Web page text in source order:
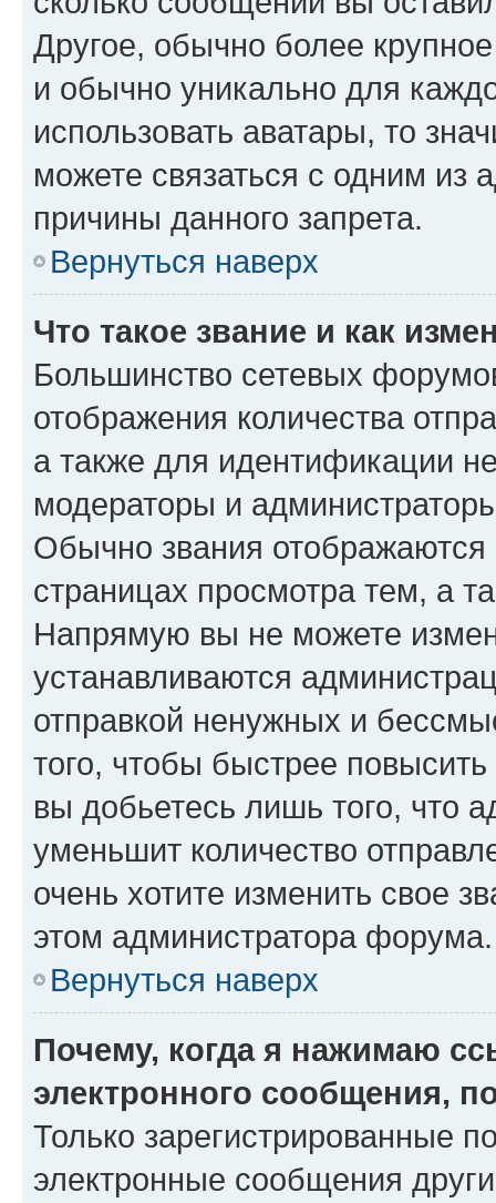
Другое, обычно более
и обычно уникально для
использовать аватары, то
можете связаться с одним из
причины данного запрета.
Вернуться наверх
Что такое звание и как
Большинство сетевых
отображения количества
а также для идентификации
модераторы и
Обычно звания отображаются
страницах просмотра тем, а
Напрямую вы не можете
устанавливаются
отправкой ненужных и
того, чтобы быстрее
вы добьетесь лишь того, что
уменьшит количество
очень хотите изменить свое
этом администратора форума.
Вернуться наверх
Почему, когда я нажимаю
электронного сообщения,
Только зарегистрированные
электронные сообщения